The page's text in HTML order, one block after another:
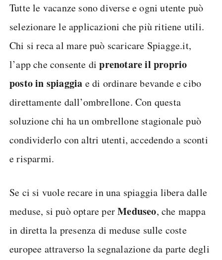
Tutte le vacanze sono diverse e ogni utente può
selezionare le applicazioni che più ritiene utili.
Chi si reca al mare può scaricare Spiagge.it,
l’app che consente diprenotare il proprio
posto in spiaggia e di ordinare bevande e cibo
direttamente dall’ombrellone. Con questa
soluzione chi ha un ombrellone stagionale può
condividerlo con altri utenti, accedendo a sconti
e risparmi.
Se ci si vuole recare in una spiaggia libera dalle
meduse, si può optare perMeduseo, che mappa
in diretta la presenza di meduse sulle coste
europee attraverso la segnalazione da parte degli